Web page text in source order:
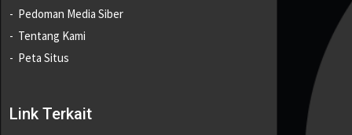
Pedoman Media Siber
Tentang Kami
Peta Situs
Link Terkait